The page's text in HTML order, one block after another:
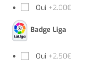
Oui +2.00€
Badge Liga
Oui +2.50€